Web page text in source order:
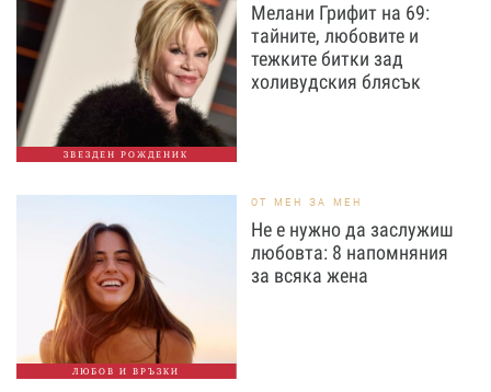
ЗВЕЗДЕН РОЖДЕНИК
Мелани Грифит на 69:
тайните, любовите и
тежките битки зад
холивудския блясък
ЛЮБОВ И ВРЪЗКИ
ОТ МЕН ЗА МЕН
Не е нужно да заслужиш
любовта: 8 напомняния
за всяка жена